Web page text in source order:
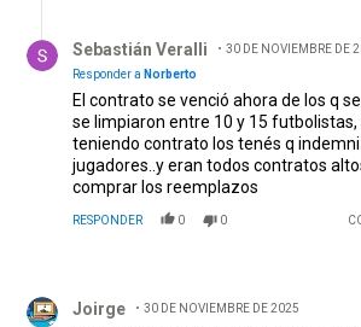
Sebastián Veralli
30 DE NOVIEMBRE DE
Responder a Norberto
El contrato se venció ahora de los q
se limpiaron entre 10 y 15 futbolistas,
teniendo contrato los tenés q
jugadores..y eran todos contratos
comprar los reemplazos
RESPONDER 0 0
Joirge 30 DE NOVIEMBRE DE 2025